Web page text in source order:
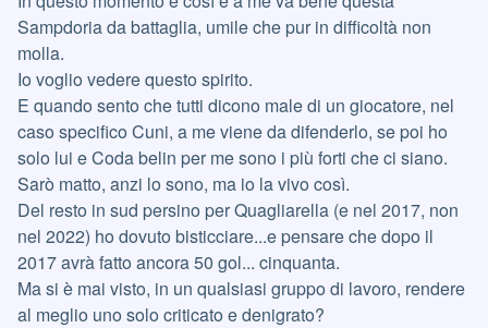
Sampdoria da battaglia, umile che pur in difficoltà non
molla.
Io voglio vedere questo spirito.
E quando sento che tutti dicono male di un giocatore, nel
caso specifico Cuni, a me viene da difenderlo, se poi ho
solo lui e Coda belin per me sono i più forti che ci siano.
Sarò matto, anzi lo sono, ma io la vivo così.
Del resto in sud persino per Quagliarella (e nel 2017, non
nel 2022) ho dovuto bisticciare...e pensare che dopo il
2017 avrà fatto ancora 50 gol... cinquanta.
Ma si è mai visto, in un qualsiasi gruppo di lavoro, rendere
al meglio uno solo criticato e denigrato?